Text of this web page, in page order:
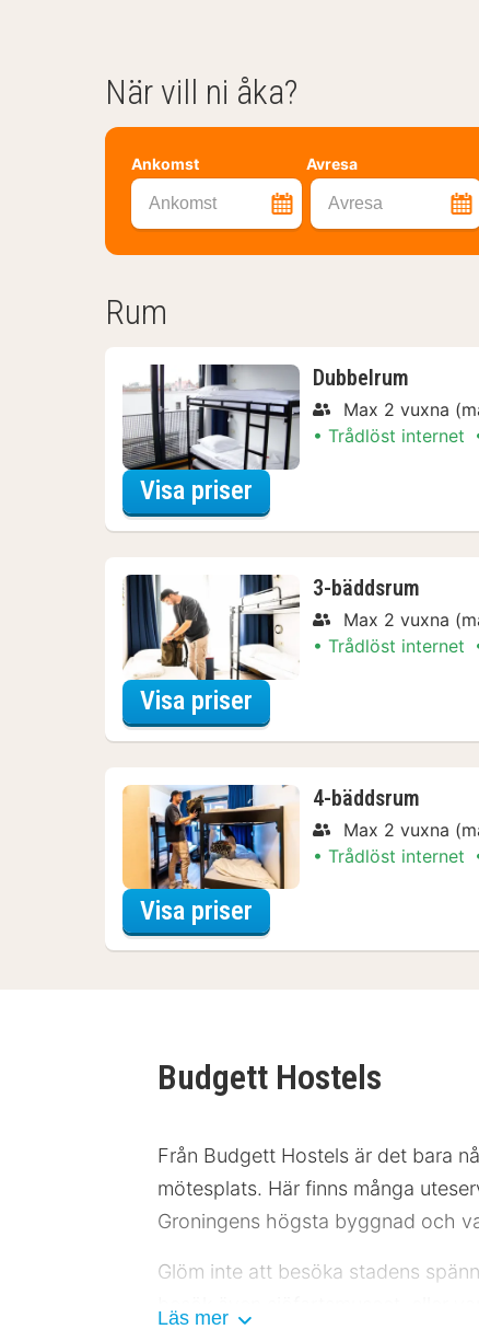
När vill ni åka?
Ankomst Avresa
Ankomst Avresa
Rum
Dubbelrum
Max 2 vuxna
Trådlöst internet
Visa priser
3-bäddsrum
Max 2 vuxna
Trådlöst internet
Visa priser
4-bäddsrum
Max 2 vuxna
Trådlöst internet
Visa priser
Budgett Hostels
Från Budgett Hostels är det bara
mötesplats. Här finns många
Groningens högsta byggnad och
Glöm inte att besöka stadens
besök även sjöfartsmuseet, eller
Läs mer